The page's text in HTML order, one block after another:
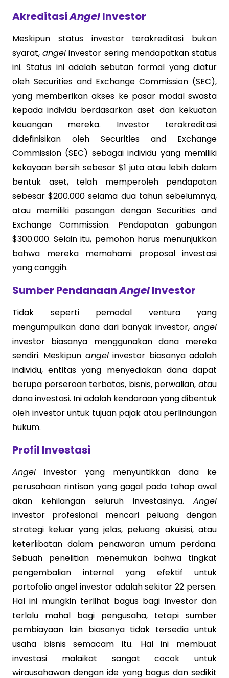
AkreditasiAngelInvestor
Meskipun status investor terakreditasi bukan
syarat,angel investor sering mendapatkan status
ini. Status ini adalah sebutan formal yang diatur
oleh Securities and Exchange Commission (SEC),
yang memberikan akses ke pasar modal swasta
kepada individu berdasarkan aset dan kekuatan
keuangan mereka. Investor terakreditasi
didefinisikan oleh Securities and Exchange
Commission (SEC) sebagai individu yang memiliki
kekayaan bersih sebesar $1 juta atau lebih dalam
bentuk aset, telah memperoleh pendapatan
sebesar $200.000 selama dua tahun sebelumnya,
atau memiliki pasangan dengan Securities and
Exchange Commission. Pendapatan gabungan
$300.000. Selain itu, pemohon harus menunjukkan
bahwa mereka memahami proposal investasi
yang canggih.
Sumber PendanaanAngelInvestor
Tidak seperti pemodal ventura yang
mengumpulkan dana dari banyak investor, angel
investor biasanya menggunakan dana mereka
sendiri. Meskipun angelinvestor biasanya adalah
individu, entitas yang menyediakan dana dapat
berupa perseroan terbatas, bisnis, perwalian, atau
dana investasi. Ini adalah kendaraan yang dibentuk
oleh investor untuk tujuan pajak atau perlindungan
hukum.
Profil Investasi
Angel investor yang menyuntikkan dana ke
perusahaan rintisan yang gagal pada tahap awal
akan kehilangan seluruh investasinya. Angel
investor profesional mencari peluang dengan
strategi keluar yang jelas, peluang akuisisi, atau
keterlibatan dalam penawaran umum perdana.
Sebuah penelitian menemukan bahwa tingkat
pengembalian internal yang efektif untuk
portofolio angel investor adalah sekitar 22 persen.
Hal ini mungkin terlihat bagus bagi investor dan
terlalu mahal bagi pengusaha, tetapi sumber
pembiayaan lain biasanya tidak tersedia untuk
usaha bisnis semacam itu. Hal ini membuat
investasi malaikat sangat cocok untuk
wirausahawan dengan ide yang bagus dan sedikit